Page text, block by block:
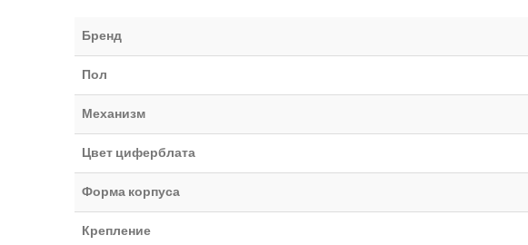
Бренд
Пол
Механизм
Цвет циферблата
Форма корпуса
Крепление